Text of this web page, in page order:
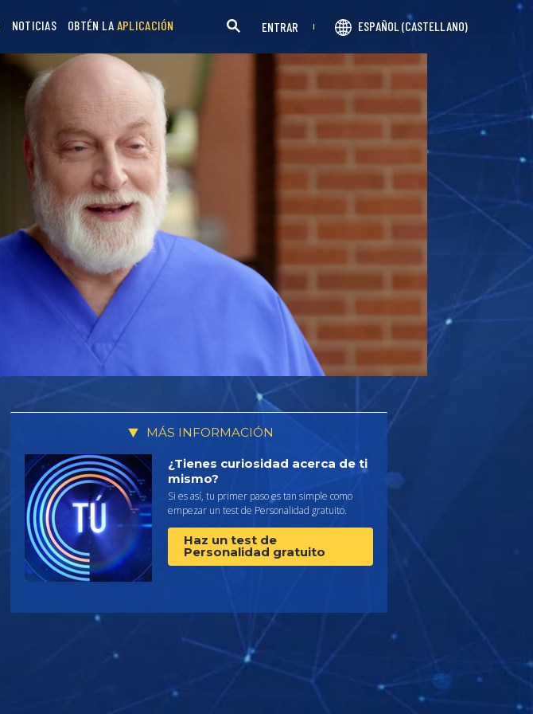
NOTICIAS OBTÉN LA APLICACIÓN ENTRAR ESPAÑOL (CASTELLANO)
MÁS INFORMACIÓN
¿Tienes curiosidad acerca de ti
mismo?
Si es así, tu primer paso es tan simple como
empezar un test de Personalidad gratuito.
Haz un test de
Personalidad gratuito